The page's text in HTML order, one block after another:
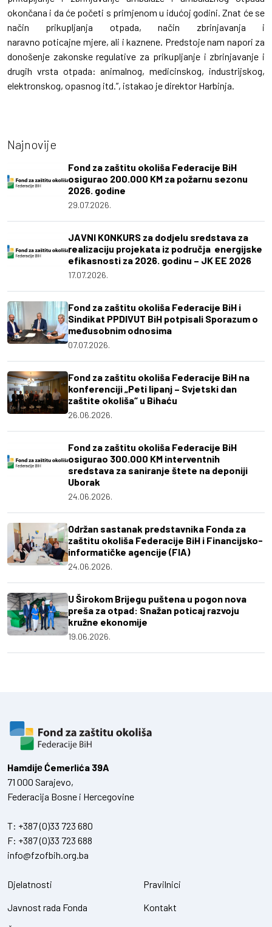
okončana i da će početi s primjenom u idućoj godini. Znat će se
način prikupljanja otpada, način zbrinjavanja i
naravno poticajne mjere, ali i kaznene. Predstoje nam napori za
donošenje zakonske regulative za prikupljanje i zbrinjavanje i
drugih vrsta otpada: animalnog, medicinskog, industrijskog,
elektronskog, opasnog itd.”, istakao je direktor Harbinja.
Najnovije
Fond za zaštitu okoliša Federacije BiH
osigurao 200.000 KM za požarnu sezonu
2026. godine
29.07.2026.
JAVNI KONKURS za dodjelu sredstava za
realizaciju projekata iz područja energijske
efikasnosti za 2026. godinu – JK EE 2026
17.07.2026.
Fond za zaštitu okoliša Federacije BiH i
Sindikat PPDIVUT BiH potpisali Sporazum o
međusobnim odnosima
07.07.2026.
Fond za zaštitu okoliša Federacije BiH na
konferenciji „Peti lipanj – Svjetski dan
zaštite okoliša“ u Bihaću
26.06.2026.
Fond za zaštitu okoliša Federacije BiH
osigurao 300.000 KM interventnih
sredstava za saniranje štete na deponiji
Uborak
24.06.2026.
Održan sastanak predstavnika Fonda za
zaštitu okoliša Federacije BiH i Financijsko-
informatičke agencije (FIA)
24.06.2026.
U Širokom Brijegu puštena u pogon nova
preša za otpad: Snažan poticaj razvoju
kružne ekonomije
19.06.2026.
Hamdiје Ćemerlića 39A
71 000 Sarajevo,
Federacija Bosne i Hercegovine
T: +387 (0)33 723 680
F: +387 (0)33 723 688
info@fzofbih.org.ba
Djelatnosti
Javnost rada Fonda
Pravilnici
Kontakt